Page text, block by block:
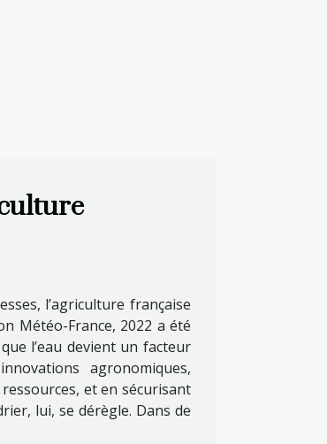
l’agriculture française
Météo-France, 2022 a été
l’eau devient un facteur
agronomiques,
et en sécurisant
lui, se dérègle. Dans de